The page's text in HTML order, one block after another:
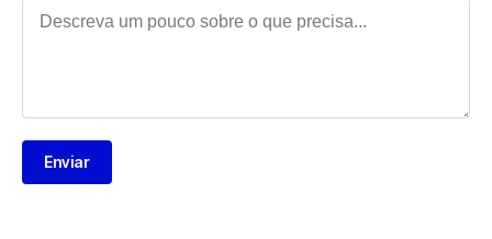
Enviar